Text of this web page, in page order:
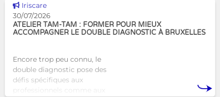
travail au serv
Voir cette news
Iriscare
30/07/2026
ATELIER TAM-TAM : FORMER POUR MIEUX
ACCOMPAGNER LE DOUBLE DIAGNOSTIC À BRUXELLES
Encore trop peu connu, le
double diagnostic pose des
défis spécifiques aux
professionnels comme aux